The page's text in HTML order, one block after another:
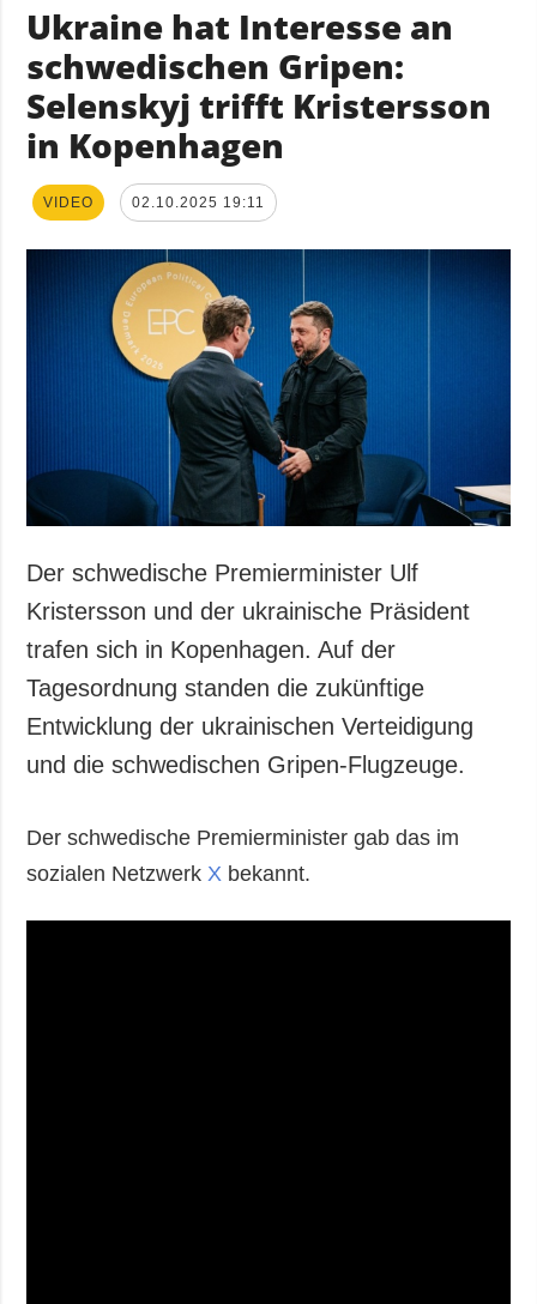
Ukraine hat Interesse an
schwedischen Gripen:
Selenskyj trifft Kristersson
in Kopenhagen
VIDEO 02.10.2025 19:11
Der schwedische Premierminister Ulf
Kristersson und der ukrainische Präsident
trafen sich in Kopenhagen. Auf der
Tagesordnung standen die zukünftige
Entwicklung der ukrainischen Verteidigung
und die schwedischen Gripen-Flugzeuge.
Der schwedische Premierminister gab das im
sozialen Netzwerk X bekannt.